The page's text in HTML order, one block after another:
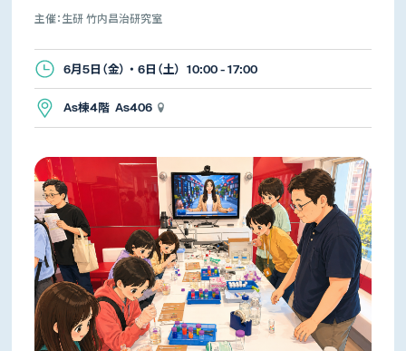
主催：生研 竹内昌治研究室
6月5日（金） ・ 6日（土） 10:00 - 17:00
As棟4階 As406